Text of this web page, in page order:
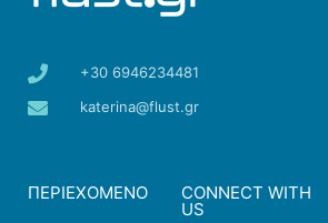
+30 6946234481
katerina@flust.gr
ΠΕΡΙΕΧΟΜΕΝΟ CONNECT WITH
US